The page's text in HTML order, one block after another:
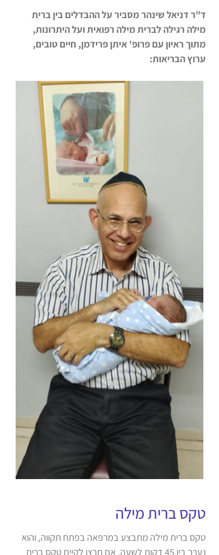
ד"ר דניאל שינהר מסביר על ההבדלים בין ברית
מילה רגילה לברית מילה רפואית ועל היתרונות,
מתוך ראיון עם פרופ' איתן פרידמן, חיים טובים,
ערוץ הבריאות:
טקס ברית מילה
טקס ברית מילה מתבצע במרפאה בפתח תקווה, והוא
נערך בין 45 דקות לשעה. אם תרצו לקיים טקס ברית